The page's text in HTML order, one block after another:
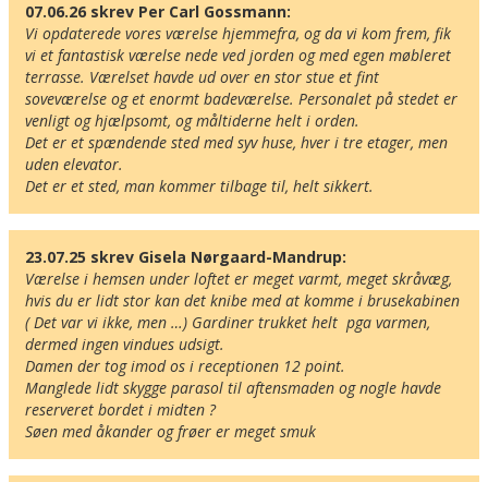
07.06.26 skrev Per Carl Gossmann:
Vi opdaterede vores værelse hjemmefra, og da vi kom frem, fik
vi et fantastisk værelse nede ved jorden og med egen møbleret
terrasse. Værelset havde ud over en stor stue et fint
soveværelse og et enormt badeværelse. Personalet på stedet er
venligt og hjælpsomt, og måltiderne helt i orden.
Det er et spændende sted med syv huse, hver i tre etager, men
uden elevator.
Det er et sted, man kommer tilbage til, helt sikkert.
23.07.25 skrev Gisela Nørgaard-Mandrup:
Værelse i hemsen under loftet er meget varmt, meget skråvæg,
hvis du er lidt stor kan det knibe med at komme i brusekabinen
( Det var vi ikke, men …) Gardiner trukket helt  pga varmen,
dermed ingen vindues udsigt.
Damen der tog imod os i receptionen 12 point.
Manglede lidt skygge parasol til aftensmaden og nogle havde
reserveret bordet i midten ?
Søen med åkander og frøer er meget smuk